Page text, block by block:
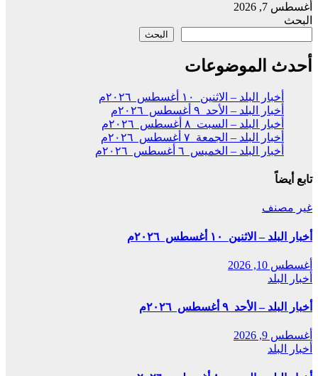
أغسطس 7, 2026
البحث
البحث
أحدث الموضوعات
أخبار البلد – الاثنين ١٠ أغسطس ٢٠٢٦م
أخبار البلد – الأحد ٩ أغسطس ٢٠٢٦م
أخبار البلد – السبت ٨ أغسطس ٢٠٢٦م
أخبار البلد – الجمعة ٧ أغسطس ٢٠٢٦م
أخبار البلد – الخميس ٦ أغسطس ٢٠٢٦م
تابع أيضاً
غير مصنف
أخبار البلد – الاثنين ١٠ أغسطس ٢٠٢٦م
أغسطس 10, 2026
أخبار البلد
أخبار البلد – الأحد ٩ أغسطس ٢٠٢٦م
أغسطس 9, 2026
أخبار البلد